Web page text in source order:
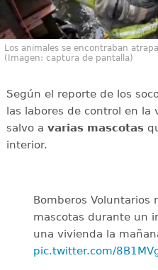
Los animales se encontraban
(Imagen: captura de pantalla)
Según el reporte de los
las labores de control en la
salvo a varias mascotas
interior.
Bomberos Voluntarios
mascotas durante un
una vivienda la
pic.twitter.com/